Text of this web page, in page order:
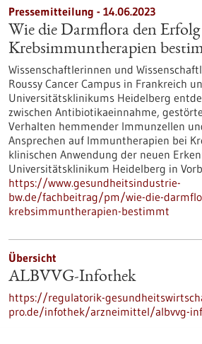
Pressemitteilung - 14.06.2023
Wie die Darmflora den
Krebsimmuntherapien
Wissenschaftlerinnen und
Roussy Cancer Campus in Frankreich
Universitätsklinikums Heidelberg
zwischen Antibiotikaeinnahme,
Verhalten hemmender Immunzellen
Ansprechen auf Immuntherapien bei
klinischen Anwendung der neuen
Universitätsklinikum Heidelberg in
https://www.gesundheitsindustrie-
bw.de/fachbeitrag/pm/wie-die-
krebsimmuntherapien-bestimmt
Übersicht
ALBVVG-Infothek
https://regulatorik-
pro.de/infothek/arzneimittel/albvvg-